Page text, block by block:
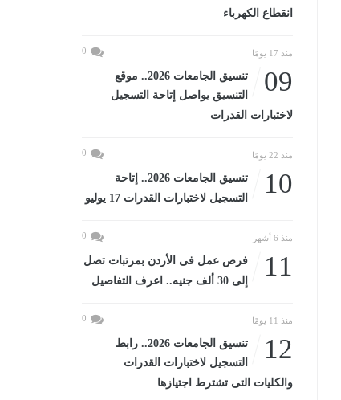
انقطاع الكهرباء
منذ 17 يومًا 0
09
تنسيق الجامعات 2026.. موقع
التنسيق يواصل إتاحة التسجيل
لاختبارات القدرات
منذ 22 يومًا 0
10
تنسيق الجامعات 2026.. إتاحة
التسجيل لاختبارات القدرات 17 يوليو
منذ 6 أشهر 0
11
فرص عمل فى الأردن بمرتبات تصل
إلى 30 ألف جنيه.. اعرف التفاصيل
منذ 11 يومًا 0
12
تنسيق الجامعات 2026.. رابط
التسجيل لاختبارات القدرات
والكليات التى تشترط اجتيازها